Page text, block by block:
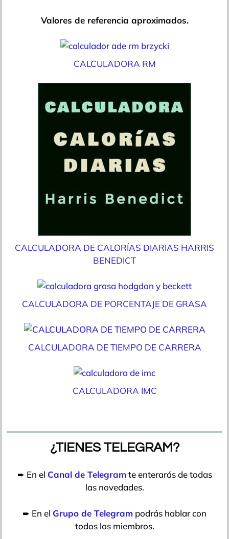
Valores de referencia aproximados.
CALCULADORA RM
CALCULADORA DE CALORÍAS DIARIAS HARRIS
BENEDICT
CALCULADORA DE PORCENTAJE DE GRASA
CALCULADORA DE TIEMPO DE CARRERA
CALCULADORA IMC
¿TIENES TELEGRAM?
➨ En el Canal de Telegramte enterarás de todas
las novedades.
➨ En el Grupo de Telegram podrás hablar con
todos los miembros.